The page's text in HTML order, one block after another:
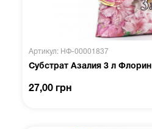
Артикул: НФ-00001837
Субстрат Азалия 3 л Флорин
27,00 грн